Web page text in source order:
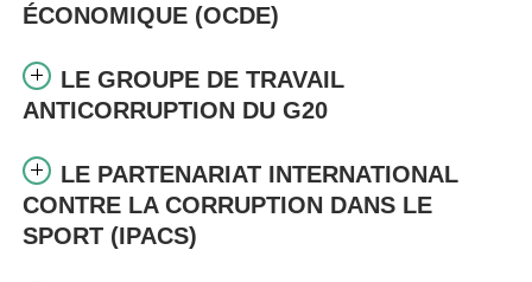
ÉCONOMIQUE (OCDE)
LE GROUPE DE TRAVAIL
ANTICORRUPTION DU G20
LE PARTENARIAT INTERNATIONAL
CONTRE LA CORRUPTION DANS LE
SPORT (IPACS)